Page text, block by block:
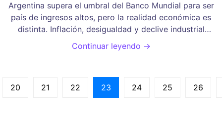
Argentina supera el umbral del Banco Mundial para ser
país de ingresos altos, pero la realidad económica es
distinta. Inflación, desigualdad y declive industrial
muestran que el país aún no es un país rico en la
práctica.
Continuar leyendo →
20 21 22 23 24 25 26